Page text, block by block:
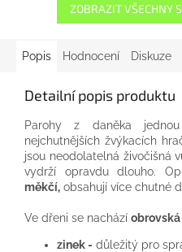
ZOBRAZIT VŠECHNY
Popis Hodnocení Diskuze
Detailní popis produktu
Parohy z daněka
nejchutnějších žvýkacích
jsou neodolatelná živočišná
vydrží opravdu dlouho.
měkčí, obsahují více chutné
Ve dřeni se nachází
zinek - důležitý pro